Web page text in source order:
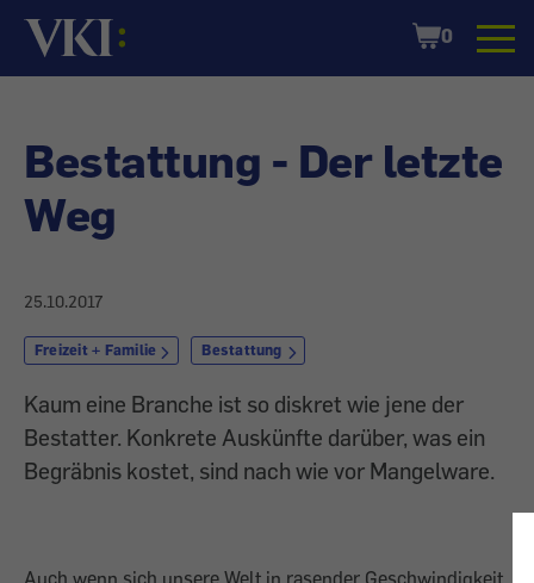
Startseite
Shopping
Cart
0
Bestattung - Der letzte
Weg
25.10.2017
Freizeit + Familie Bestattung
Kaum eine Branche ist so diskret wie jene der
Bestatter. Konkrete Auskünfte darüber, was ein
Begräbnis kostet, sind nach wie vor Mangelware.
Auch wenn sich unsere Welt in rasender Geschwindigkeit